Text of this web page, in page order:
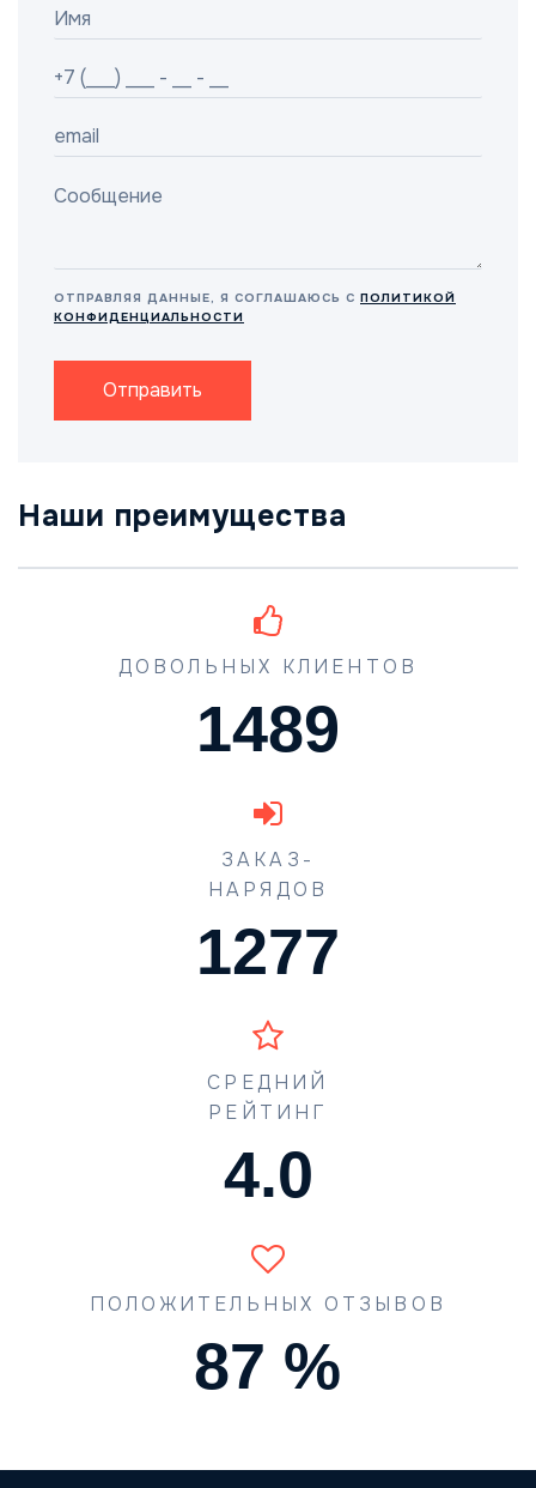
ОТПРАВЛЯЯ ДАННЫЕ, Я СОГЛАШАЮСЬ С ПОЛИТИКОЙ
КОНФИДЕНЦИАЛЬНОСТИ
Отправить
Наши преимущества
ДОВОЛЬНЫХ КЛИЕНТОВ
1489
ЗАКАЗ-
НАРЯДОВ
1560
СРЕДНИЙ
РЕЙТИНГ
4.5
ПОЛОЖИТЕЛЬНЫХ ОТЗЫВОВ
90 %